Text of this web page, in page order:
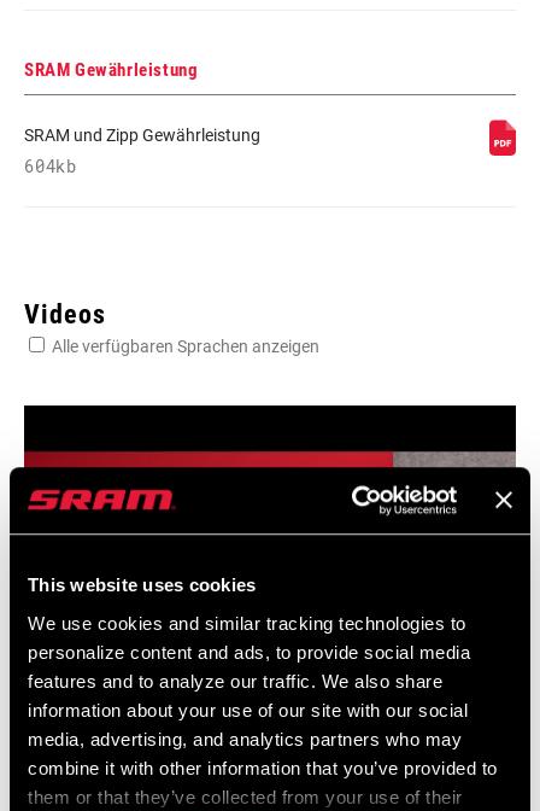
This website uses cookies
We use cookies and similar tracking technologies to
personalize content and ads, to provide social media
features and to analyze our traffic. We also share
information about your use of our site with our social
media, advertising, and analytics partners who may
combine it with other information that you’ve provided to
them or that they’ve collected from your use of their
SCHALTER LINKS n/a
SCHALTER RECHTS
KETTENBLATT
SCHUTZ IM
ENTHALTEN
ROTOREN n/a
BREMSEN n/a
SRAM Gewährleistung
SRAM und Zipp Gewährleistung
604kb
Videos
Alle verfügbaren Sprachen anzeigen
SRAM Eagle Transmission Pulley Cage Replacement